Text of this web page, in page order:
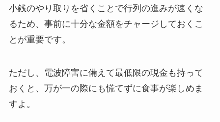
小銭のやり取りを省くことで行列の進みが速くな
るため、事前に十分な金額をチャージしておくこ
とが重要です。
ただし、電波障害に備えて最低限の現金も持って
おくと、万が一の際にも慌てずに食事が楽しめま
すよ。